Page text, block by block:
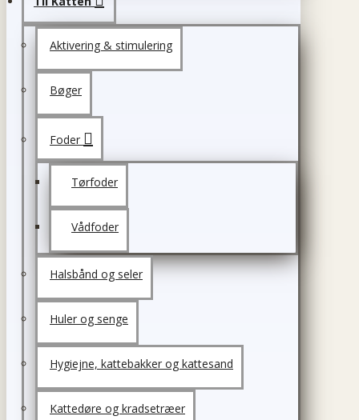
Aktivering & stimulering
Bøger
Foder
Tørfoder
Vådfoder
Halsbånd og seler
Huler og senge
Hygiejne, kattebakker og kattesand
Kattedøre og kradsetræer